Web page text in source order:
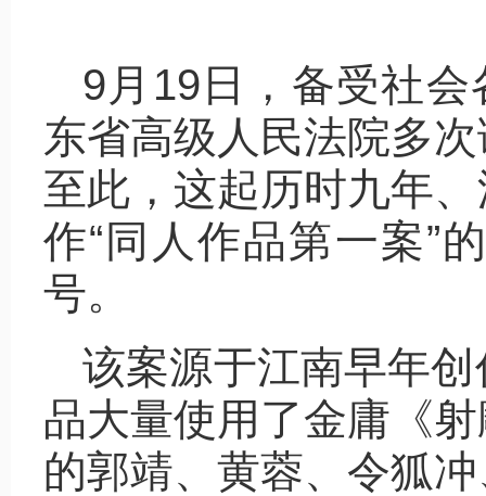
9月19日，备受社会
东省高级人民法院多
至此，这起历时九年
作“同人作品第一案”
号。
该案源于江南早年
品大量使用了金庸《
的郭靖、黄蓉、令狐